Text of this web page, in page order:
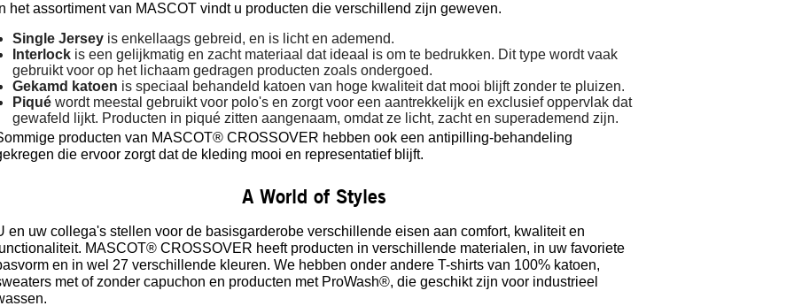
In het assortiment van MASCOT vindt u producten die verschillend zijn geweven.
Single Jersey is enkellaags gebreid, en is licht en ademend.
Interlock is een gelijkmatig en zacht materiaal dat ideaal is om te bedrukken. Dit type wordt vaak
gebruikt voor op het lichaam gedragen producten zoals ondergoed.
Gekamd katoen is speciaal behandeld katoen van hoge kwaliteit dat mooi blijft zonder te pluizen.
Piqué wordt meestal gebruikt voor polo's en zorgt voor een aantrekkelijk en exclusief oppervlak dat
gewafeld lijkt. Producten in piqué zitten aangenaam, omdat ze licht, zacht en superademend zijn.
producten van MASCOT® CROSSOVER hebben ook een antipilling-behandeling
die ervoor zorgt dat de kleding mooi en representatief blijft.
A World of Styles
en uw collega's stellen voor de basisgarderobe verschillende eisen aan comfort, kwaliteit en
MASCOT® CROSSOVER heeft producten in verschillende materialen, in uw favoriete
en in wel 27 verschillende kleuren. We hebben onder andere T-shirts van 100% katoen,
met of zonder capuchon en producten met ProWash®, die geschikt zijn voor industrieel